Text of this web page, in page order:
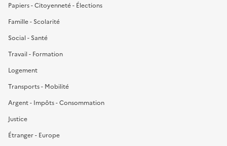
Papiers - Citoyenneté - Élections
Famille - Scolarité
Social - Santé
Travail - Formation
Logement
Transports - Mobilité
Argent - Impôts - Consommation
Justice
Étranger - Europe